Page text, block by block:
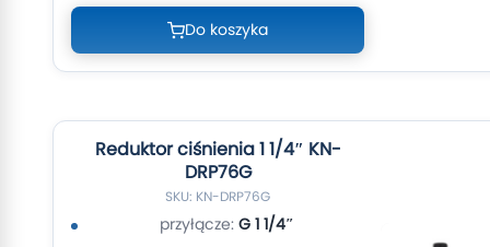
Do koszyka
Reduktor ciśnienia 1 1/4″ KN-
DRP76G
SKU: KN-DRP76G
przyłącze: G 1 1/4″